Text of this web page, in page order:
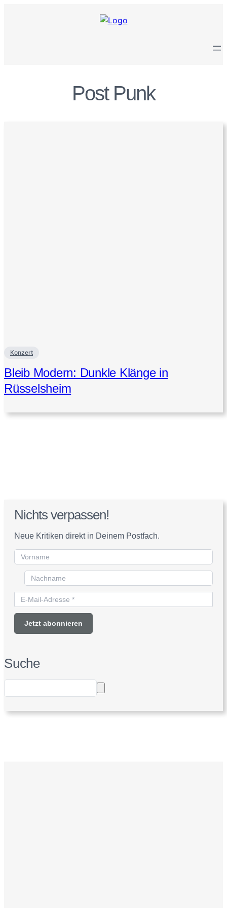
Post Punk
Konzert
Bleib Modern: Dunkle Klänge in
Rüsselsheim
Nichts verpassen!
Neue Kritiken direkt in Deinem Postfach.
Suche